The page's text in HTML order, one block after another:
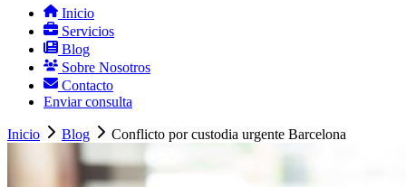
Inicio
Servicios
Blog
Sobre Nosotros
Contacto
Enviar consulta
Inicio Blog Conflicto por custodia urgente Barcelona